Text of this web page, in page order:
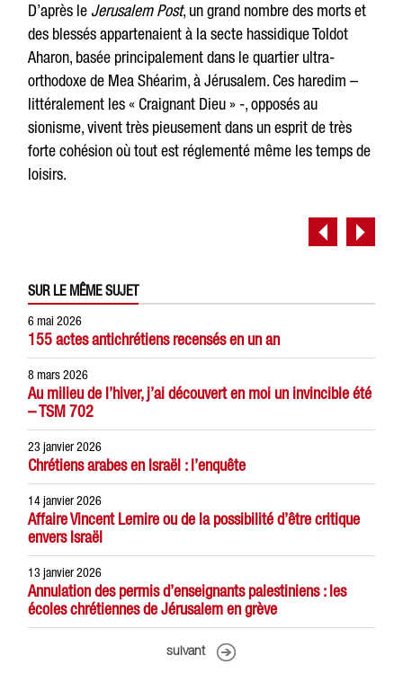
D’après le Jerusalem Post, un grand nombre des morts et
des blessés appartenaient à la secte hassidique Toldot
Aharon, basée principalement dans le quartier ultra-
orthodoxe de Mea Shéarim, à Jérusalem. Ces haredim –
littéralement les « Craignant Dieu » -, opposés au
sionisme, vivent très pieusement dans un esprit de très
forte cohésion où tout est réglementé même les temps de
loisirs.
SUR LE MÊME SUJET
6 mai 2026
155 actes antichrétiens recensés en un an
8 mars 2026
Au milieu de l’hiver, j’ai découvert en moi un invincible été
– TSM 702
23 janvier 2026
Chrétiens arabes en Israël : l’enquête
14 janvier 2026
Affaire Vincent Lemire ou de la possibilité d’être critique
envers Israël
13 janvier 2026
Annulation des permis d’enseignants palestiniens : les
écoles chrétiennes de Jérusalem en grève
suivant